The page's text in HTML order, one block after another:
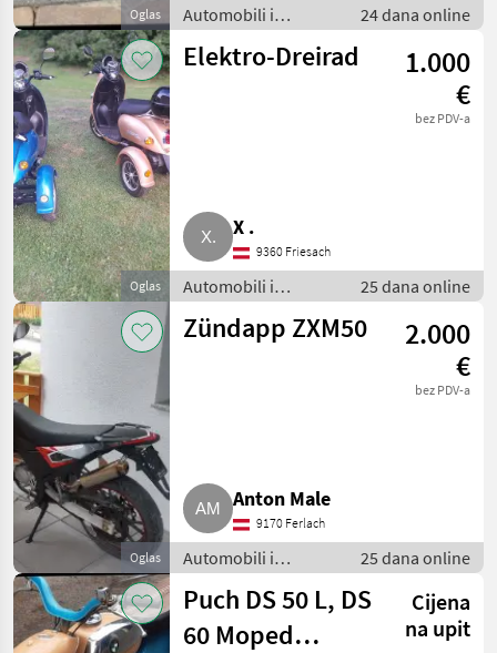
Oglas
Automobili i
motocikli / Motori
24 dana online
Oglas
Elektro-Dreirad
1.000
€
bez PDV-a
X .
9360 Friesach
Automobili i
motocikli / Motori
25 dana online
Oglas
Zündapp ZXM50
2.000
€
bez PDV-a
Anton Male
9170 Ferlach
Automobili i
motocikli / Motori
25 dana online
Puch DS 50 L, DS
60 Moped
Cijena
na upit